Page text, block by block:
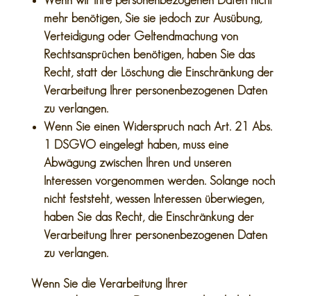
mehr benötigen, Sie sie jedoch zur Ausübung,
Verteidigung oder Geltendmachung von
Rechtsansprüchen benötigen, haben Sie das
Recht, statt der Löschung die Einschränkung der
Verarbeitung Ihrer personenbezogenen Daten
zu verlangen.
Wenn Sie einen Widerspruch nach Art. 21 Abs.
1 DSGVO eingelegt haben, muss eine
Abwägung zwischen Ihren und unseren
Interessen vorgenommen werden. Solange noch
nicht feststeht, wessen Interessen überwiegen,
haben Sie das Recht, die Einschränkung der
Verarbeitung Ihrer personenbezogenen Daten
zu verlangen.
Wenn Sie die Verarbeitung Ihrer